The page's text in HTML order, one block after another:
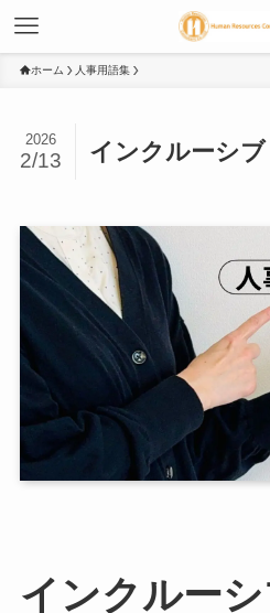
ホーム 人事用語集
インクルーシ
2026
2/13
インクルー